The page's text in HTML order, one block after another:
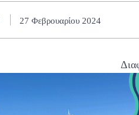
27 Φεβρουαρίου 2024